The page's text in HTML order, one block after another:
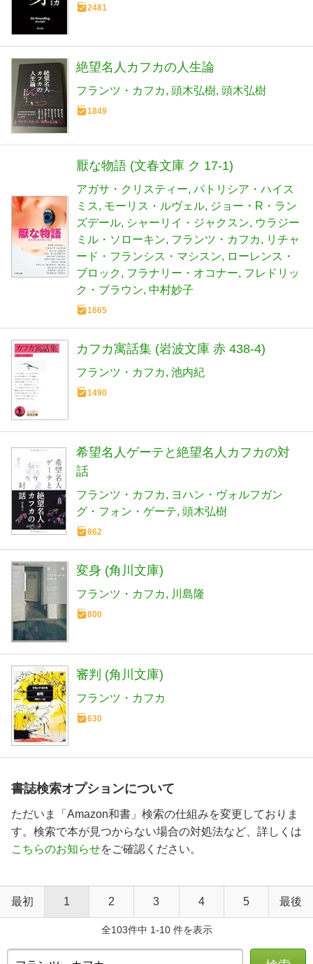
2481
絶望名人カフカの人生論
フランツ・カフカ 頭木弘樹 頭木弘樹
1849
厭な物語 (文春文庫 ク 17-1)
アガサ・クリスティー パトリシア・ハイス
ミス
モーリス・ルヴェル ジョー・R・ラン
ズデール シャーリイ・ジャクスン
ウラジー
ミル・ソローキン フランツ・カフカ
リチャ
ード・フランシス・マシスン
ローレンス・
ブロック
フラナリー・オコナー フレドリッ
ク・ブラウン 中村妙子
1665
カフカ寓話集 (岩波文庫 赤 438-4)
フランツ・カフカ 池内紀
1490
希望名人ゲーテと絶望名人カフカの対
話
フランツ・カフカ
ヨハン・ヴォルフガン
グ・フォン・ゲーテ 頭木弘樹
862
変身 (角川文庫)
フランツ・カフカ 川島隆
800
審判 (角川文庫)
フランツ・カフカ
630
書誌検索オプションについて
ただいま「Amazon和書」検索の仕組みを変更しておりま
す。検索で本が見つからない場合の対処法など、詳しくは
こちらのお知らせをご確認ください。
最初 1 2 3 4 5 最後
全103件中 1-10 件を表示